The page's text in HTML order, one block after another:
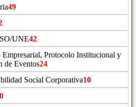
49
UNE42
Empresarial, Protocolo Institucional y
de Eventos24
Social Corporativa10